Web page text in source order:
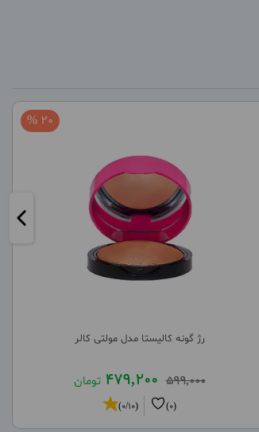
رژ گونه کالیستا مدل مولتی کالر
599,000
479,200 تومان
20 %
(0)
(0/10)